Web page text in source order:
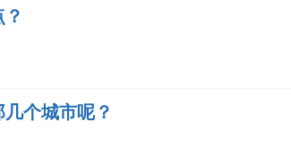
个城市呢？